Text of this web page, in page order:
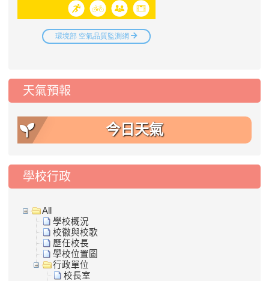
天氣預報
今日天氣
學校行政
All
學校概況
校徽與校歌
歷任校長
學校位置圖
行政單位
校長室